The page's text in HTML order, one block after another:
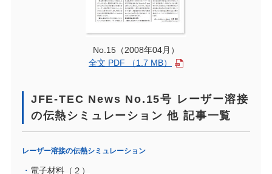
JFE-TEC News No.15号 レーザー溶接
の伝熱シミュレーション 他 記事一覧
レーザー溶接の伝熱シミュレーション
電子材料（２）
No.15（2008年04月）
全文 PDF （1.7 MB）